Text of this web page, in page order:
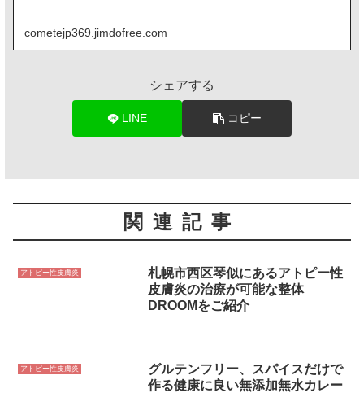
cometejp369.jimdofree.com
シェアする
LINE コピー
関連記事
アトピー性皮膚炎
札幌市西区琴似にあるアトピー性
皮膚炎の治療が可能な整体
DROOMをご紹介
アトピー性皮膚炎
グルテンフリー、スパイスだけで
作る健康に良い無添加無水カレー